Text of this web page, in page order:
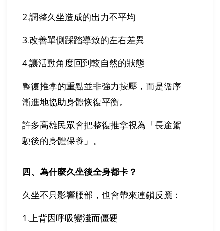
2.調整久坐造成的出力不平均
3.改善單側踩踏導致的左右差異
4.讓活動角度回到較自然的狀態
整復推拿的重點並非強力按壓，而是循序
漸進地協助身體恢復平衡。
許多高雄民眾會把整復推拿視為「長途駕
駛後的身體保養」。
四、為什麼久坐後全身都卡？
久坐不只影響腰部，也會帶來連鎖反應：
1.上背因呼吸變淺而僵硬